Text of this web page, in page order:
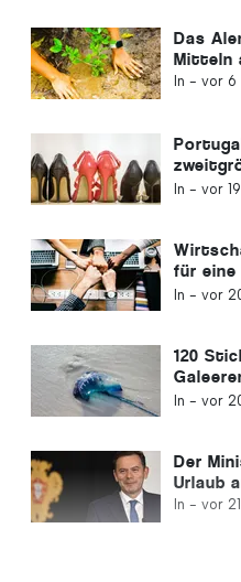
Das
Mitteln
In - vor 6
Europas
In - vor
für
ein und
In - vor
120
In - vor
Der
Urlaub
In - vor